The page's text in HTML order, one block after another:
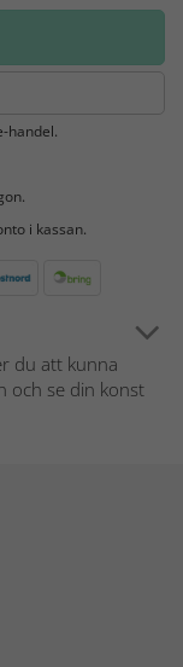
handel.
i kassan.
du att kunna
och se din konst